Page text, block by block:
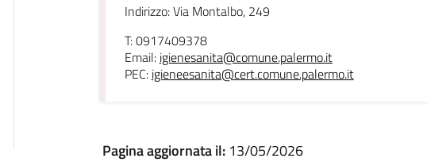
Indirizzo: Via Montalbo, 249
T: 0917409378
Email: igienesanita@comune.palermo.it
PEC: igieneesanita@cert.comune.palermo.it
Pagina aggiornata il: 13/05/2026